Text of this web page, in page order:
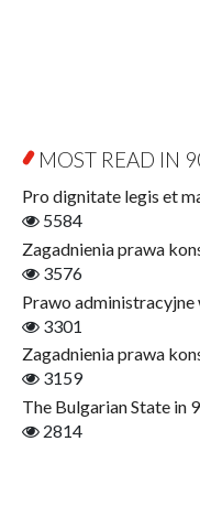
Open Access
Film! Scholars
Finance
Gerontology
Literary
Jerzy Giedroyc and...
Jerzy Giedroyc and
Winter of Life?
Linguistics
MOST READ IN
Pro dignitate legis et
5584
Zagadnienia prawa
3576
Prawo
3301
Zagadnienia prawa
3159
The Bulgarian State in
2814